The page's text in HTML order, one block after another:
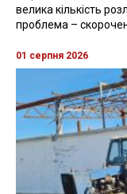
велика кількість
проблема –
01 серпня 2026